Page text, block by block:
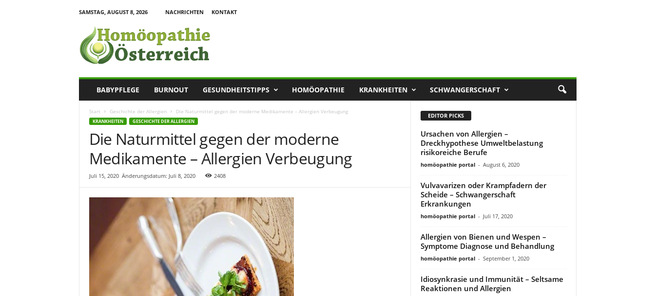
SAMSTAG, AUGUST 8, 2026 NACHRICHTEN
KONTAKT
m
o
r
BABYPFLEGE BURNOUT GESUNDHEITSTIPPS HOMÖOPATHIE KRANKHEITEN SCHWANGERSCHAFT
Start Geschichte der Allergien Die Naturmittel gegen der moderne Medikamente – Allergien Verbeugung
KRANKHEITEN GESCHICHTE DER ALLERGIEN
Die Naturmittel gegen der moderne
Medikamente – Allergien Verbeugung
Juli 15, 2020 Änderungsdatum: Juli 8, 2020 2408
EDITOR PICKS
Ursachen von Allergien –
Dreckhypothese Umweltbelastung
risikoreiche Berufe
homöopathie portal - August 6, 2020
Vulvavarizen oder Krampfadern der
Scheide – Schwangerschaft
Erkrankungen
homöopathie portal - Juli 17, 2020
Allergien von Bienen und Wespen –
Symptome Diagnose und Behandlung
homöopathie portal - September 1, 2020
Idiosynkrasie und Immunität – Seltsame
Reaktionen und Allergien